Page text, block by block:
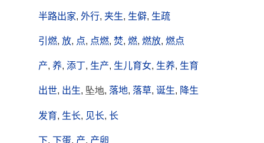
半路出家, 外行, 夹生, 生僻, 生疏
引燃, 放, 点, 点燃, 焚, 燃, 燃放, 燃点
产, 养, 添丁, 生产, 生儿育女, 生养, 生育
出世, 出生, 坠地, 落地, 落草, 诞生, 降生
发育, 生长, 见长, 长
下, 下蛋, 产, 产卵